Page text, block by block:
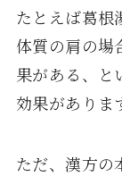
たとえば葛根
体質の肩の場
果がある、と
効果がありま
ただ、漢方の